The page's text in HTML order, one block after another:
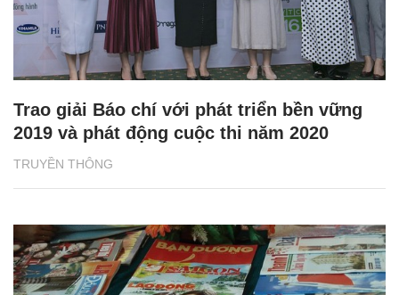
TRUYỀN THÔNG
Trao giải Báo chí với phát triển bền vững
2019 và phát động cuộc thi năm 2020